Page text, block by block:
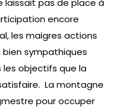
pas de place à
encore
les maigres actions
sympathiques
objectifs que la
La montagne
pour occuper